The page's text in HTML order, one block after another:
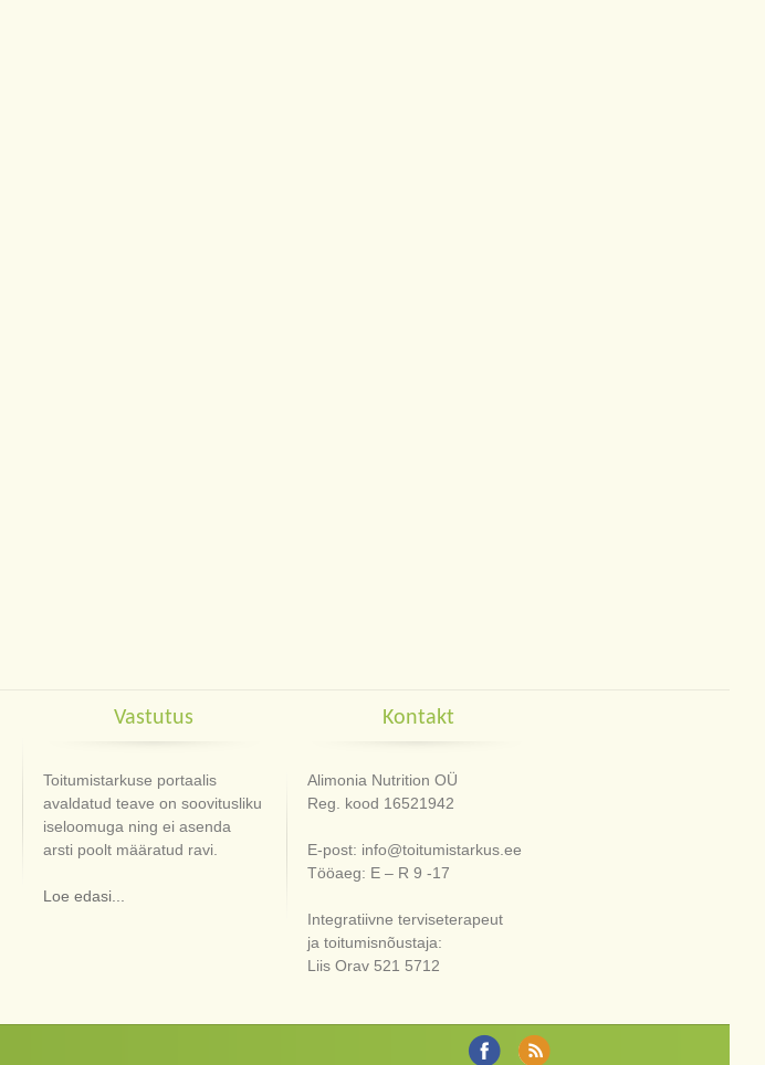
Vastutus
Toitumistarkuse portaalis
avaldatud teave on soovitusliku
iseloomuga ning ei asenda
arsti poolt määratud ravi.
Loe edasi...
Kontakt
Alimonia Nutrition OÜ
Reg. kood 16521942
E-post: info@toitumistarkus.ee
Tööaeg: E – R 9 -17
Integratiivne terviseterapeut
ja toitumisnõustaja:
Liis Orav 521 5712